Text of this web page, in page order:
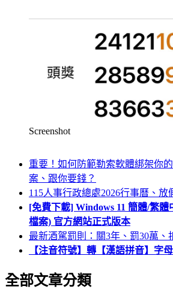
Screenshot
重要！如何防範勒索軟體綁架你
案、跟你要錢？
115人事行政總處2026行事曆、放
[免費下載] Windows 11 簡體/繁
檔案) 官方網站正式版本
最新酒駕罰則：關3年、罰30萬、
【注音符號】轉【漢語拼音】字
全部文章分類